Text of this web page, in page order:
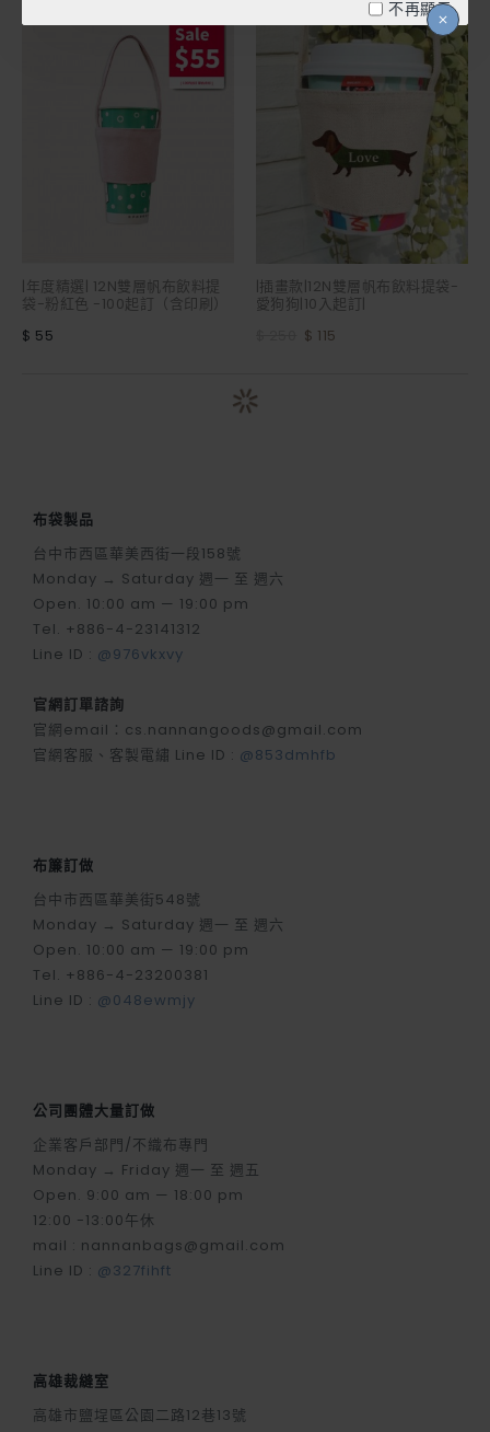
不再顯示
|年度精選| 12N雙層帆布飲料提
袋-粉紅色 -100起訂（含印刷）
$ 55
-54 %
|插畫款|12N雙層帆布飲料提袋-
愛狗狗|10入起訂|
$ 115
布袋製品
台中市西區華美西街一段158號
Monday → Saturday 週一 至 週六
Open. 10:00 am — 19:00 pm
Tel. +886-4-23141312
Line ID : @976vkxvy
官網訂單諮詢
官網email：cs.nannangoods@gmail.com
官網客服、客製電繡 Line ID : @853dmhfb
布簾訂做
台中市西區華美街548號
Monday → Saturday 週一 至 週六
Open. 10:00 am — 19:00 pm
Tel. +886-4-23200381
Line ID : @048ewmjy
公司團體大量訂做
企業客戶部門/不織布專門
Monday → Friday 週一 至 週五
Open. 9:00 am — 18:00 pm
12:00 -13:00午休
mail : nannanbags@gmail.com
Line ID : @327fihft
高雄裁縫室
高雄市鹽埕區公園二路12巷13號